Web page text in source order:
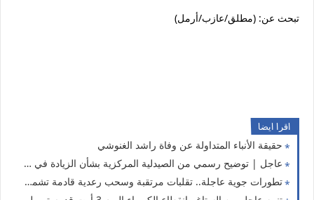
تبحث عن: (مطلق/عازب/أرمل)
اقرا ايضا
حقيقة الأنباء المتداولة عن وفاة راشد الغنوشي
عاجل | توضيح رسمي من الصيدلية المركزية بشأن الزيادة في أسعار الأدوية.. وهذه الحقيقة الكاملة
تطورات جوية عاجلة.. تقلبات مرتقبة وسحب رعدية قادمة تشمل 9 ولايات